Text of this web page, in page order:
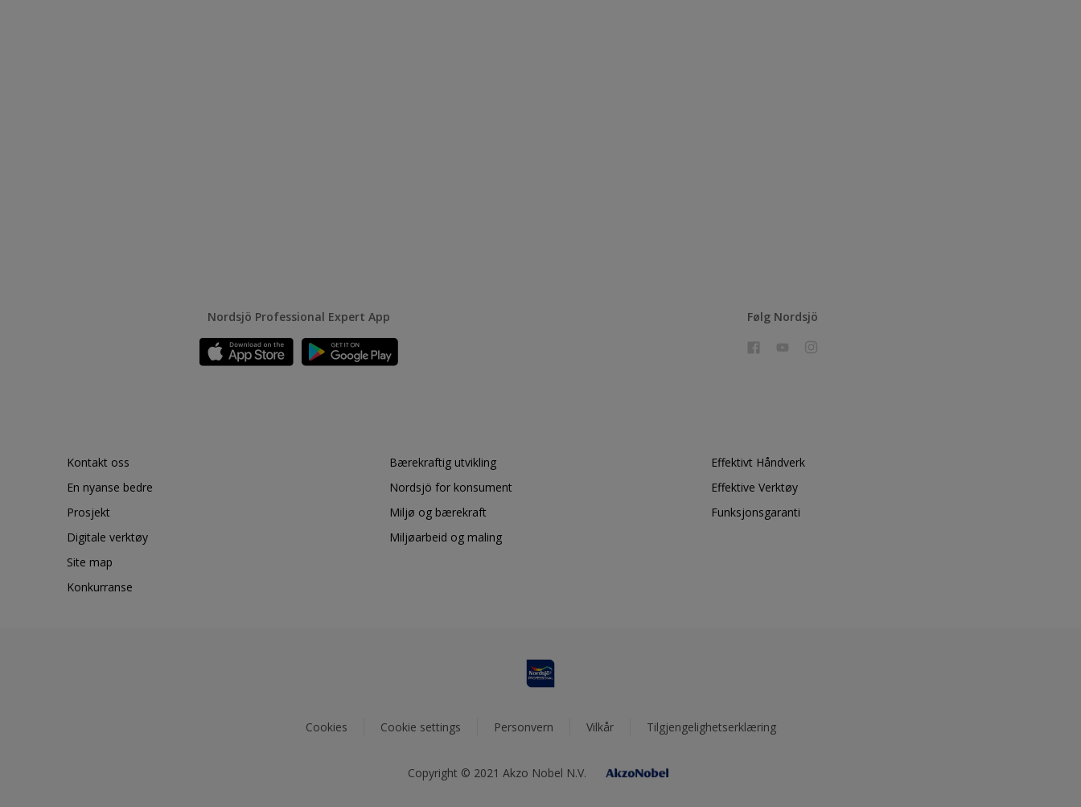
Nordsjö Professional Expert App Følg Nordsjö
Kontakt oss
En nyanse bedre
Prosjekt
Digitale verktøy
Site map
Konkurranse
Bærekraftig utvikling
Nordsjö for konsument
Miljø og bærekraft
Miljøarbeid og maling
Effektivt Håndverk
Effektive Verktøy
Funksjonsgaranti
Cookies Cookie settings Personvern Vilkår Tilgjengelighetserklæring
Copyright © 2021 Akzo Nobel N.V.